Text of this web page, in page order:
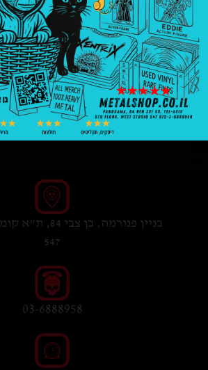
הוספה לסל
547
03-6888958